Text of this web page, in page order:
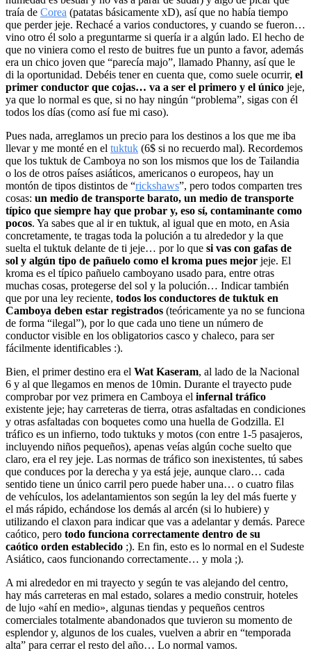
traía de Corea (patatas básicamente xD), así que no había tiempo
que perder jeje. Rechacé a varios conductores, y cuando se fueron…
vino otro él solo a preguntarme si quería ir a algún lado. El hecho de
que no viniera como el resto de buitres fue un punto a favor, además
era un chico joven que “parecía majo”, llamado Phanny, así que le
di la oportunidad. Debéis tener en cuenta que, como suele ocurrir, el
primer conductor que cojas… va a ser el primero y el único jeje,
ya que lo normal es que, si no hay ningún “problema”, sigas con él
todos los días (como así fue mi caso).
Pues nada, arreglamos un precio para los destinos a los que me iba
llevar y me monté en el tuktuk (6$ si no recuerdo mal). Recordemos
que los tuktuk de Camboya no son los mismos que los de Tailandia
o los de otros países asiáticos, americanos o europeos, hay un
montón de tipos distintos de “rickshaws”, pero todos comparten tres
cosas: un medio de transporte barato, un medio de transporte
típico que siempre hay que probar y, eso sí, contaminante como
pocos. Ya sabes que al ir en tuktuk, al igual que en moto, en Asia
concretamente, te tragas toda la polución a tu alrededor y la que
suelta el tuktuk delante de ti jeje… por lo que si vas con gafas de
sol y algún tipo de pañuelo como el kroma pues mejor jeje. El
kroma es el típico pañuelo camboyano usado para, entre otras
muchas cosas, protegerse del sol y la polución… Indicar también
que por una ley reciente, todos los conductores de tuktuk en
Camboya deben estar registrados (teóricamente ya no se funciona
de forma “ilegal”), por lo que cada uno tiene un número de
conductor visible en los obligatorios casco y chaleco, para ser
fácilmente identificables :).
Bien, el primer destino era el Wat Kaseram, al lado de la Nacional
6 y al que llegamos en menos de 10min. Durante el trayecto pude
comprobar por vez primera en Camboya el infernal tráfico
existente jeje; hay carreteras de tierra, otras asfaltadas en condiciones
y otras asfaltadas con boquetes como una huella de Godzilla. El
tráfico es un infierno, todo tuktuks y motos (con entre 1-5 pasajeros,
incluyendo niños pequeños), apenas veías algún coche suelto que
claro, era el rey jeje. Las normas de tráfico son inexistentes, tú sabes
que conduces por la derecha y ya está jeje, aunque claro… cada
sentido tiene un único carril pero puede haber una… o cuatro filas
de vehículos, los adelantamientos son según la ley del más fuerte y
el más rápido, echándose los demás al arcén (si lo hubiere) y
utilizando el claxon para indicar que vas a adelantar y demás. Parece
caótico, pero todo funciona correctamente dentro de su
caótico orden establecido ;). En fin, esto es lo normal en el Sudeste
Asiático, caos funcionando correctamente… y mola ;).
A mi alrededor en mi trayecto y según te vas alejando del centro,
hay más carreteras en mal estado, solares a medio construir, hoteles
de lujo «ahí en medio», algunas tiendas y pequeños centros
comerciales totalmente abandonados que tuvieron su momento de
esplendor y, algunos de los cuales, vuelven a abrir en “temporada
alta” para cerrar el resto del año… Lo normal vamos.